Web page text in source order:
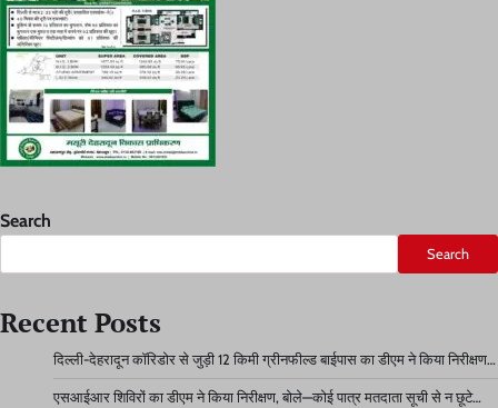
Search
Search
Recent Posts
दिल्ली-देहरादून कॉरिडोर से जुड़ी 12 किमी ग्रीनफील्ड बाईपास का डीएम ने किया निरीक्षण…
एसआईआर शिविरों का डीएम ने किया निरीक्षण, बोले—कोई पात्र मतदाता सूची से न छूटे…